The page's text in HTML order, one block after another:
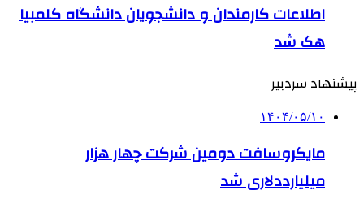
اطلاعات کارمندان و دانشجویان دانشگاه کلمبیا
هک شد
پیشنهاد سردبیر
۱۴۰۴/۰۵/۱۰
مایکروسافت دومین شرکت چهار هزار
میلیارددلاری شد